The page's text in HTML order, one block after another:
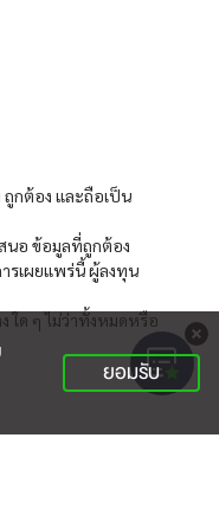
กต้อง และถือเป็น
นอ ข้อมูลที่ถูกต้อง
รเผยแพร่นี้ ผู้ลงทุน
ใด ๆ ไม่ว่าทั้งหมดหรือ
ยอมรับ